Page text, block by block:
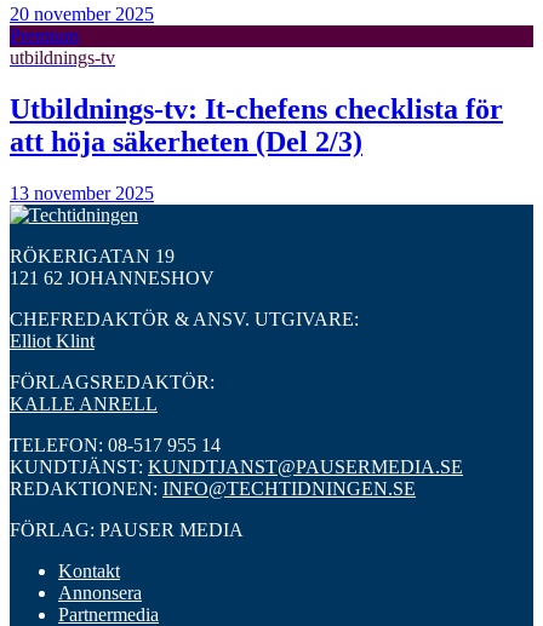
20 november 2025
Premium
utbildnings-tv
Utbildnings-tv: It-chefens checklista för
att höja säkerheten (Del 2/3)
13 november 2025
RÖKERIGATAN 19
121 62 JOHANNESHOV
CHEFREDAKTÖR & ANSV. UTGIVARE:
Elliot Klint
FÖRLAGSREDAKTÖR:
KALLE ANRELL
TELEFON: 08-517 955 14
KUNDTJÄNST: KUNDTJANST@PAUSERMEDIA.SE
REDAKTIONEN: INFO@TECHTIDNINGEN.SE
FÖRLAG: PAUSER MEDIA
Kontakt
Annonsera
Partnermedia